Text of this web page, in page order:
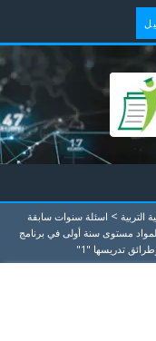
التربية > اسئلة سنوات سابقة
مستوى سنة أولى في برنامج